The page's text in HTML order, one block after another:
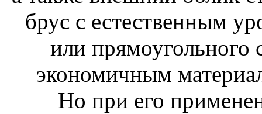
брус с естественным
или прямоугольного
экономичным
Но при его